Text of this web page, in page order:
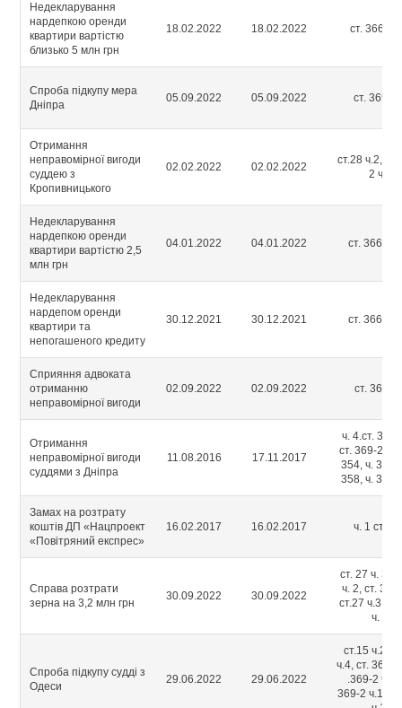
Недекларування
нардепкою оренди
квартири вартістю
близько 5 млн грн
18.02.2022 18.02.2022 ст. 366-2
Спроба підкупу мера
Дніпра
05.09.2022 05.09.2022 ст. 369 ч.
Отримання
неправомірної вигоди
суддею з
Кропивницького
02.02.2022 02.02.2022
ст.28 ч.2,
2 ч.3
Недекларування
нардепкою оренди
квартири вартістю 2,5
млн грн
04.01.2022 04.01.2022 ст. 366-2
Недекларування
нардепом оренди
квартири та
непогашеного кредиту
30.12.2021 30.12.2021 ст. 366-2
Сприяння адвоката
отриманню
неправомірної вигоди
02.09.2022 02.09.2022 ст. 368
Отримання
неправомірної вигоди
суддями з Дніпра
11.08.2016 17.11.2017
ч. 4.ст. 368,
ст. 369-2, ч.
354, ч. 3, ч.
358, ч. 3 ст.
Замах на розтрату
коштів ДП «Нацпроект
«Повітряний експрес»
16.02.2017 16.02.2017 ч. 1 ст.
Справа розтрати
зерна на 3,2 млн грн
30.09.2022 30.09.2022
ст. 27 ч. 3,
ч. 2, ст. 366
ст.27 ч.3,
ч. 5
Спроба підкупу судді з
Одеси
29.06.2022 29.06.2022
ст.15 ч.2,
ч.4, ст. 369
.369-2 ч.2;
369-2 ч.1;